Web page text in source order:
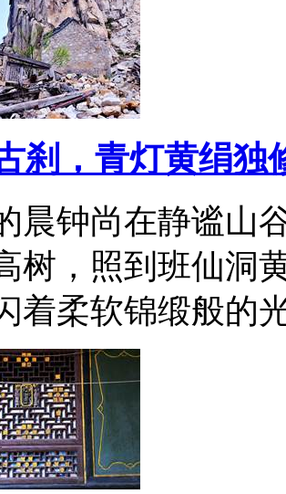
刹，青灯黄绢独
晨钟尚在静谧山
树，照到班仙洞
着柔软锦缎般